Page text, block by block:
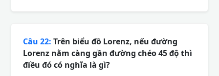
Câu 22: Trên biểu đồ Lorenz, nếu đường
Lorenz nằm càng gần đường chéo 45 độ thì
điều đó có nghĩa là gì?